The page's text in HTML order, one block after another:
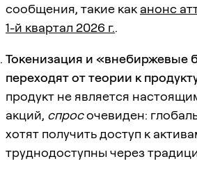
сообщения, такие как анонс
1-й квартал 2026 г..
Токенизация и «внебиржевые
переходят от теории к
продукт не является
акций, спросочевиден:
хотят получить доступ к
труднодоступны через